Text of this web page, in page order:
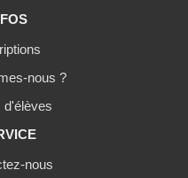
nous ?
d'élèves
nous